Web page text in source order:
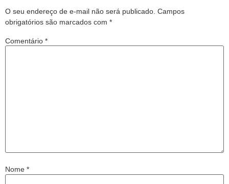
O seu endereço de e-mail não será publicado. Campos
obrigatórios são marcados com *
Comentário *
Nome *